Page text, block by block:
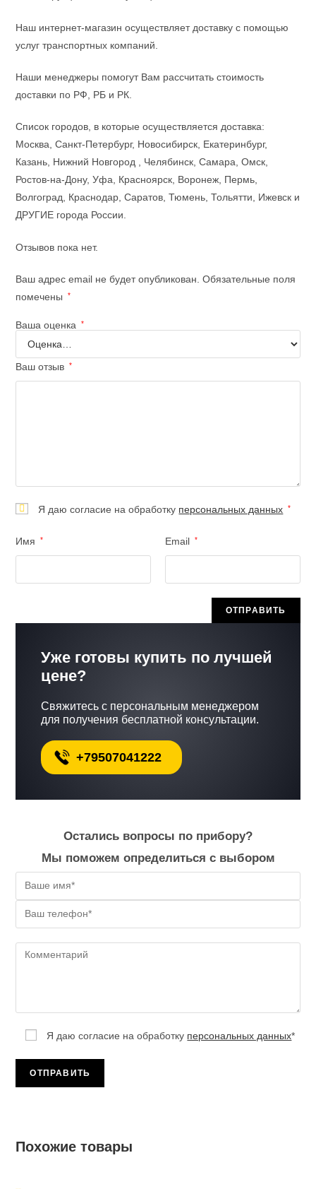
Наш интернет-магазин осуществляет доставку с помощью
услуг транспортных компаний.
Наши менеджеры помогут Вам рассчитать стоимость
доставки по РФ, РБ и РК.
Список городов, в которые осуществляется доставка:
Москва, Санкт-Петербург, Новосибирск, Екатеринбург,
Казань, Нижний Новгород , Челябинск, Самара, Омск,
Ростов-на-Дону, Уфа, Красноярск, Воронеж, Пермь,
Волгоград, Краснодар, Саратов, Тюмень, Тольятти, Ижевск и
ДРУГИЕ города России.
Отзывов пока нет.
Ваш адрес email не будет опубликован. Обязательные поля
помечены
*
Ваша оценка *
Ваш отзыв *
Я даю согласие на обработку персональных данных *
Имя * Email *
Уже готовы купить по лучшей
цене?
Свяжитесь с персональным менеджером
для получения бесплатной консультации.
+79507041222
Остались вопросы по прибору?
Мы поможем определиться с выбором
Я даю согласие на обработку персональных данных*
Похожие товары